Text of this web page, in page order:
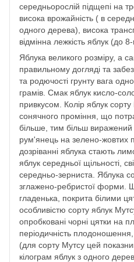
середньорослій підщепі на
висока врожайність ( в
одного дерева), висока
відмінна лежкість яблук (до
Яблука великого розміру, а
правильному догляді та
та родючості грунту вага
грамів. Смак яблук кисло-
привкусом. Колір яблук сорту
сонячного проміння, що
більше, тим більш
рум'янець на зелено-жовтих
дозріванні яблука стають
яблук середньої щільності,
середньо-зерниста. Яблука
зглажено-ребристої форми.
гладенька, покрита білими
особливістю сорту яблук
опробковані чорні цятки на
періодичність
(для сорту Мутсу цей
кілограм яблук з одного